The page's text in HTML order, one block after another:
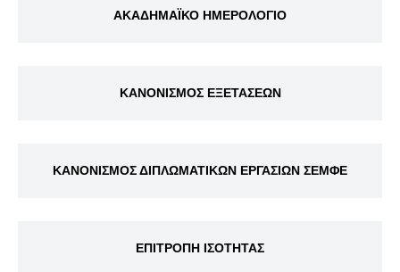
ΑΚΑΔΗΜΑΪΚΟ ΗΜΕΡΟΛΟΓΙΟ
ΚΑΝΟΝΙΣΜΟΣ ΕΞΕΤΑΣΕΩΝ
ΚΑΝΟΝΙΣΜΟΣ ΔΙΠΛΩΜΑΤΙΚΩΝ ΕΡΓΑΣΙΩΝ ΣΕΜΦΕ
ΕΠΙΤΡΟΠΗ ΙΣΟΤΗΤΑΣ